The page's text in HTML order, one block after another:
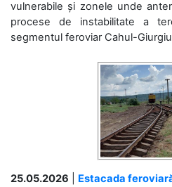
vulnerabile și zonele unde
procese de instabilitate a
segmentul feroviar Cahul-
25.05.2026
Estacada